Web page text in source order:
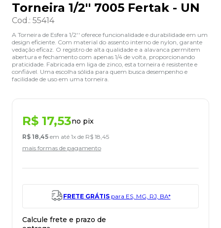
Torneira 1/2'' 7005 Fertak - UN
Cod.: 55414
A Torneira de Esfera 1/2'' oferece funcionalidade e durabilidade em um
design eficiente. Com material do assento interno de nylon, garante
vedação eficaz. O registro de alta qualidade e a alavanca permitem
abertura e fechamento com apenas 1/4 de volta, proporcionando
praticidade. Fabricada em liga de zinco, esta torneira é resistente e
confiável. Uma escolha sólida para quem busca desempenho e
facilidade de uso em uma torneira.
R$ 17,53no pix
R$ 18,45 em até 1x de R$ 18,45
mais formas de pagamento
FRETE GRÁTISpara ES, MG, RJ, BA*